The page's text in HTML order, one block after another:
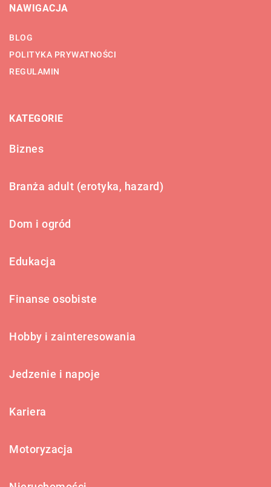
NAWIGACJA
BLOG
POLITYKA PRYWATNOŚCI
REGULAMIN
KATEGORIE
Biznes
Branża adult (erotyka, hazard)
Dom i ogród
Edukacja
Finanse osobiste
Hobby i zainteresowania
Jedzenie i napoje
Kariera
Motoryzacja